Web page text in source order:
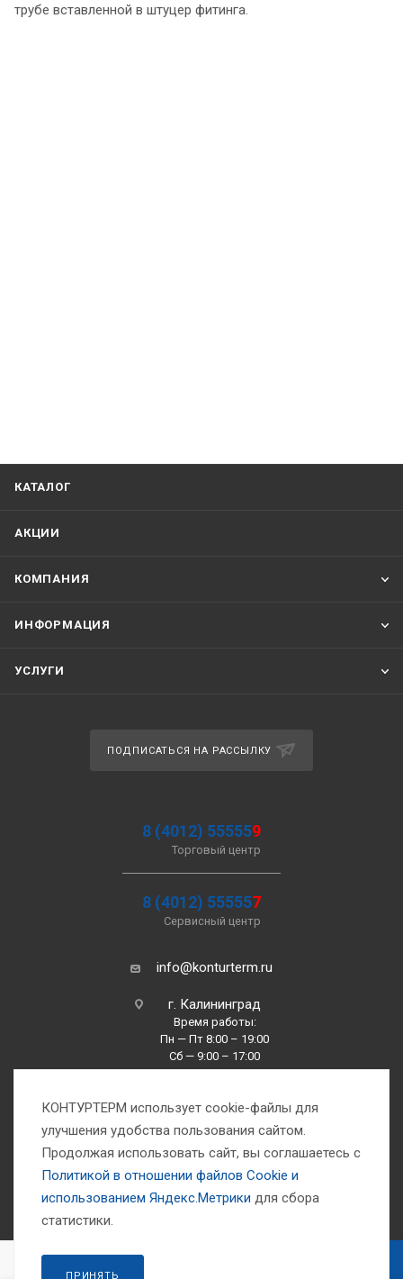
трубе вставленной в штуцер фитинга.
КАТАЛОГ
АКЦИИ
КОМПАНИЯ
ИНФОРМАЦИЯ
УСЛУГИ
ПОДПИСАТЬСЯ НА РАССЫЛКУ
8 (4012) 555559
Торговый центр
8 (4012) 555557
Сервисный центр
info@konturterm.ru
г. Калининград
Время работы:
Пн — Пт 8:00 – 19:00
Сб — 9:00 – 17:00
Вс —10:00 – 16:00
1993-2026 © Компания «Контуртерм» — инженерно-торговый центр
КОНТУРТЕРМ использует cookie-файлы для
улучшения удобства пользования сайтом.
Продолжая использовать сайт, вы соглашаетесь с
Политикой в отношении файлов Сookie и
использованием Яндекс.Метрики для сбора
статистики.
ПРИНЯТЬ